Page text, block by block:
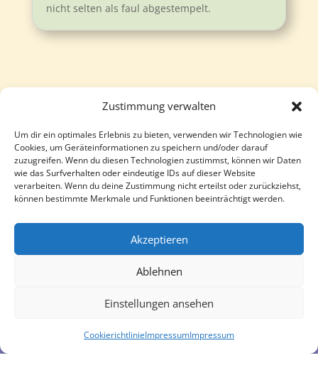
Zustimmung verwalten
Um dir ein optimales Erlebnis zu bieten, verwenden wir Technologien wie
Cookies, um Geräteinformationen zu speichern und/oder darauf
zuzugreifen. Wenn du diesen Technologien zustimmst, können wir Daten
wie das Surfverhalten oder eindeutige IDs auf dieser Website
verarbeiten. Wenn du deine Zustimmung nicht erteilst oder zurückziehst,
können bestimmte Merkmale und Funktionen beeinträchtigt werden.
Akzeptieren
Ablehnen
Einstellungen ansehen
CookierichtlinieImpressumImpressum
nicht selten als faul abgestempelt.
Follow Follow